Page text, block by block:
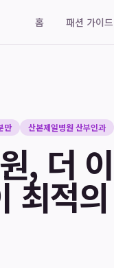
홈 패션 가이드
만 산본제일병원 산부인과
, 더
최적